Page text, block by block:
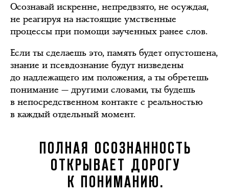
Осознавай искренне, непредвзято, не осуждая,
не реагируя на настоящие умственные
процессы при помощи заученных ранее слов.
Если ты сделаешь это, память будет опустошена,
знание и псевдознание будут низведены
до надлежащего им положения, а ты обретешь
понимание — другими словами, ты будешь
в непосредственном контакте с реальностью
в каждый отдельный момент.
ПОЛНАЯ ОСОЗНАННОСТЬ
ОТКРЫВАЕТ ДОРОГУ
К ПОНИМАНИЮ.